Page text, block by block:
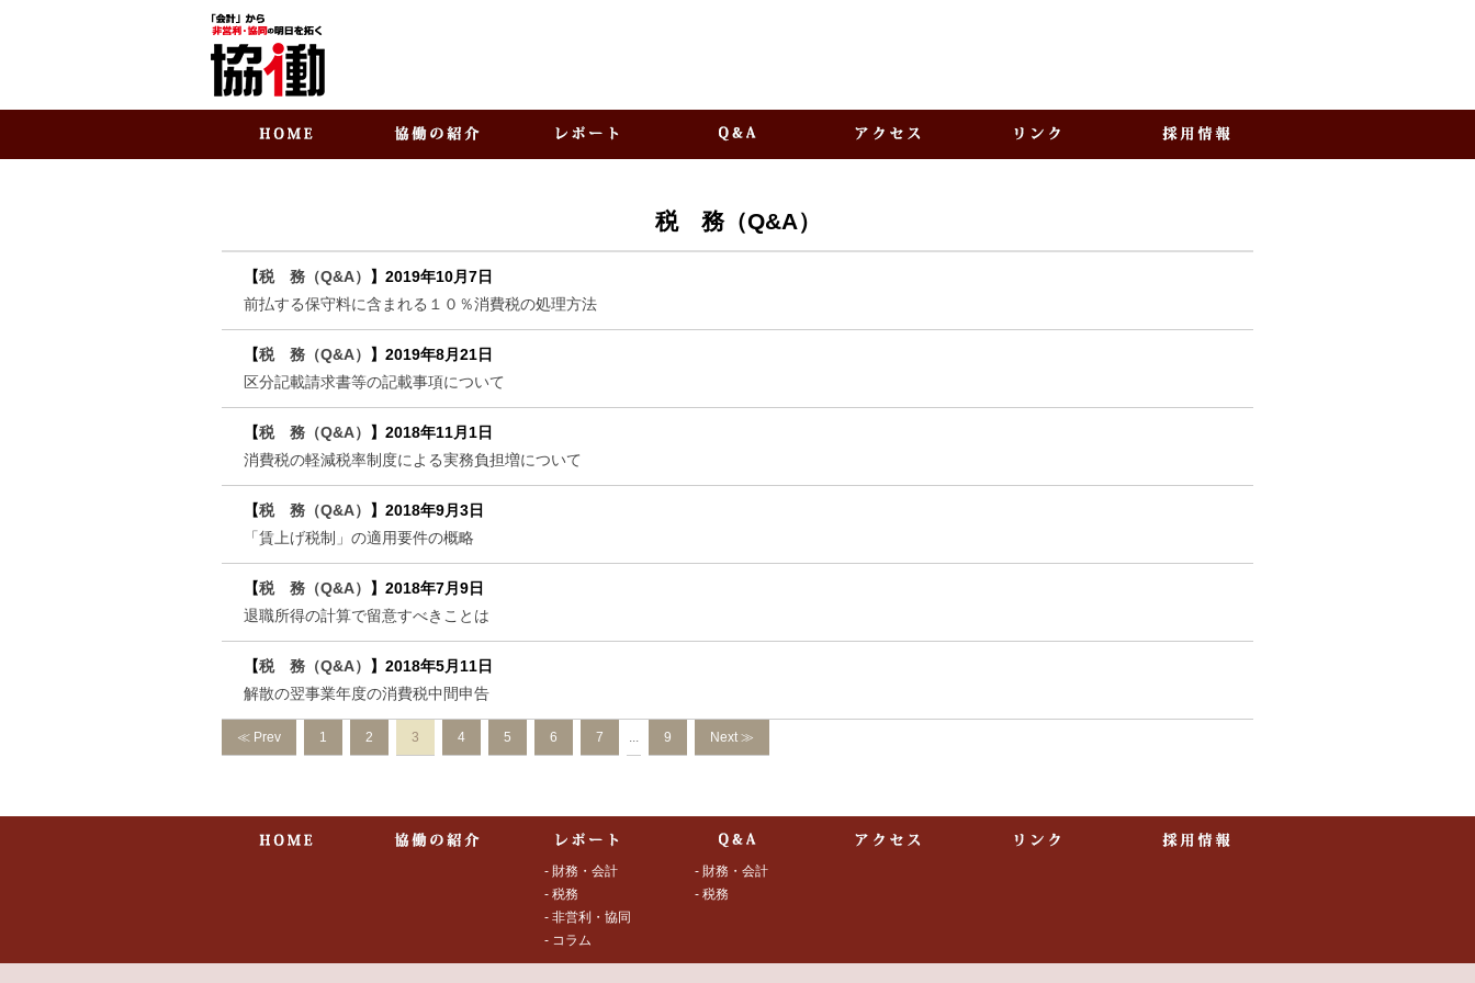
税 務（Q&A）
【税 務（Q&A） 】 2019年10月7日
前払する保守料に含まれる１０％消費税の処理方法
【税 務（Q&A） 】 2019年8月21日
区分記載請求書等の記載事項について
【税 務（Q&A） 】 2018年11月1日
消費税の軽減税率制度による実務負担増について
【税 務（Q&A） 】 2018年9月3日
「賃上げ税制」の適用要件の概略
【税 務（Q&A） 】 2018年7月9日
退職所得の計算で留意すべきことは
【税 務（Q&A） 】 2018年5月11日
解散の翌事業年度の消費税中間申告
≪ Prev 1 2 3 4 5 6 7 ... 9 Next ≫
- 財務・会計
- 税務
- 非営利・協同
- コラム
- 財務・会計
- 税務